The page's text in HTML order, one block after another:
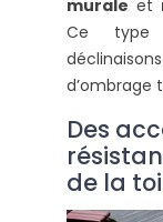
murale et
Ce type
d’ombrage
Des
de la